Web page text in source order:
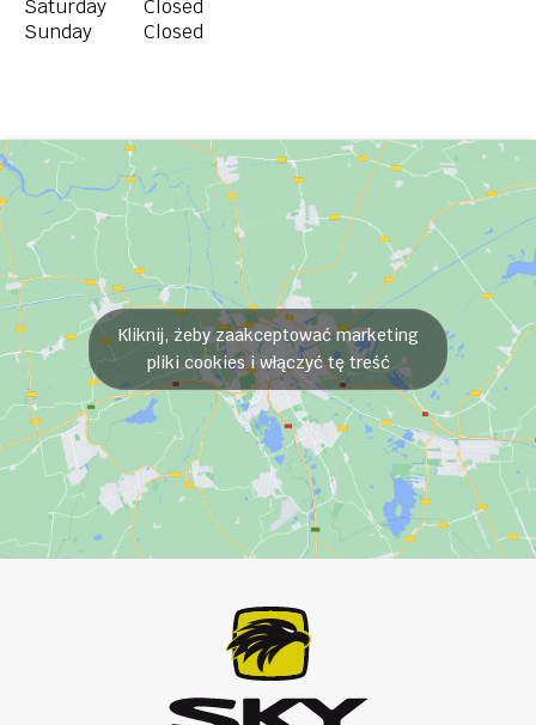
Saturday
Closed
Sunday
Closed
Kliknij, żeby zaakceptować marketing
pliki cookies i włączyć tę treść